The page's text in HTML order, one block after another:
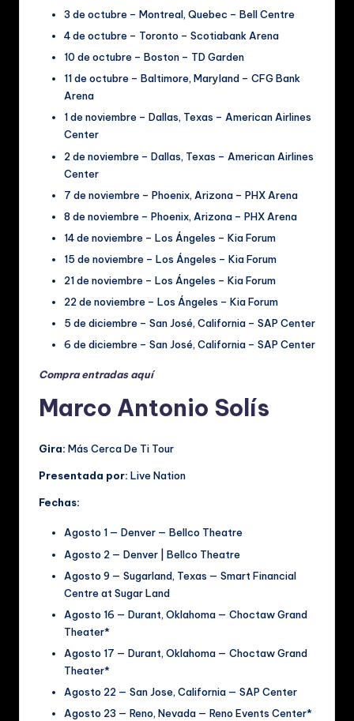
3 de octubre – Montreal, Quebec – Bell Centre
4 de octubre – Toronto – Scotiabank Arena
10 de octubre – Boston – TD Garden
11 de octubre – Baltimore, Maryland – CFG Bank
Arena
1 de noviembre – Dallas, Texas – American Airlines
Center
2 de noviembre – Dallas, Texas – American Airlines
Center
7 de noviembre – Phoenix, Arizona – PHX Arena
8 de noviembre – Phoenix, Arizona – PHX Arena
14 de noviembre – Los Ángeles – Kia Forum
15 de noviembre – Los Ángeles – Kia Forum
21 de noviembre – Los Ángeles – Kia Forum
22 de noviembre – Los Ángeles – Kia Forum
5 de diciembre – San José, California – SAP Center
6 de diciembre – San José, California – SAP Center
Compra entradas aquí
Marco Antonio Solís
Gira: Más Cerca De Ti Tour
Presentada por: Live Nation
Fechas:
Agosto 1 — Denver — Bellco Theatre
Agosto 2 — Denver | Bellco Theatre
Agosto 9 — Sugarland, Texas — Smart Financial
Centre at Sugar Land
Agosto 16 — Durant, Oklahoma — Choctaw Grand
Theater*
Agosto 17 — Durant, Oklahoma — Choctaw Grand
Theater*
Agosto 22 — San Jose, California — SAP Center
Agosto 23 — Reno, Nevada — Reno Events Center*